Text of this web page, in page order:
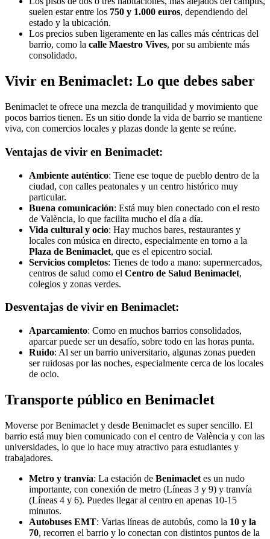
suelen estar entre los 750 y 1.000 euros, dependiendo del
estado y la ubicación.
Los precios suben ligeramente en las calles más céntricas del
barrio, como la calle Maestro Vives, por su ambiente más
consolidado.
Vivir en Benimaclet: Lo que debes saber
Benimaclet te ofrece una mezcla de tranquilidad y movimiento que
pocos barrios tienen. Es un sitio donde la vida de barrio se mantiene
viva, con comercios locales y plazas donde la gente se reúne.
Ventajas de vivir en Benimaclet:
Ambiente auténtico: Tiene ese toque de pueblo dentro de la
ciudad, con calles peatonales y un centro histórico muy
particular.
Buena comunicación: Está muy bien conectado con el resto
de València, lo que facilita mucho el día a día.
Vida cultural y ocio: Hay muchos bares, restaurantes y
locales con música en directo, especialmente en torno a la
Plaza de Benimaclet, que es el epicentro social.
Servicios completos: Tienes de todo a mano: supermercados,
centros de salud como el Centro de Salud Benimaclet,
colegios y zonas verdes.
Desventajas de vivir en Benimaclet:
Aparcamiento: Como en muchos barrios consolidados,
aparcar puede ser un desafío, sobre todo en las horas punta.
Ruido: Al ser un barrio universitario, algunas zonas pueden
ser ruidosas por las noches, especialmente cerca de los locales
de ocio.
Transporte público en Benimaclet
Moverse por Benimaclet y desde Benimaclet es super sencillo. El
barrio está muy bien comunicado con el centro de València y con las
universidades, lo que lo hace muy atractivo para estudiantes y
trabajadores.
Metro y tranvía: La estación de Benimaclet es un nudo
importante, con conexión de metro (Líneas 3 y 9) y tranvía
(Líneas 4 y 6). Puedes llegar al centro en apenas 10-15
minutos.
Autobuses EMT: Varias líneas de autobús, como la 10 y la
70, recorren el barrio y lo conectan con distintos puntos de la